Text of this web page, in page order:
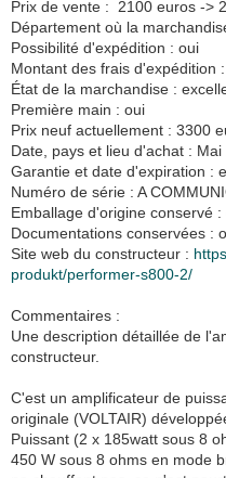
Prix de vente : 2100 euros ->
Département où la
Possibilité d'expédition : oui
Montant des frais d'expédition
État de la marchandise :
Première main : oui
Prix neuf actuellement : 3300
Date, pays et lieu d'achat :
Garantie et date d'expiration :
Numéro de série : A
Emballage d'origine conservé :
Documentations conservées :
Site web du constructeur :
produkt/performer-s800-2/
Commentaires :
Une description détaillée de
constructeur.
C'est un amplificateur de
originale (VOLTAIR)
Puissant (2 x 185watt sous 8
450 W sous 8 ohms en mode